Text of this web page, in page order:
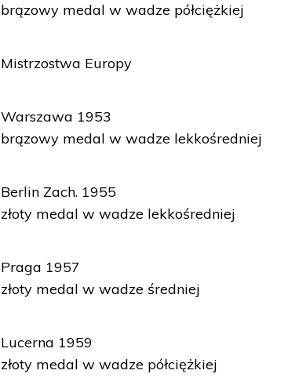
brązowy medal w wadze półciężkiej
Mistrzostwa Europy
Warszawa 1953
brązowy medal w wadze lekkośredniej
Berlin Zach. 1955
złoty medal w wadze lekkośredniej
Praga 1957
złoty medal w wadze średniej
Lucerna 1959
złoty medal w wadze półciężkiej